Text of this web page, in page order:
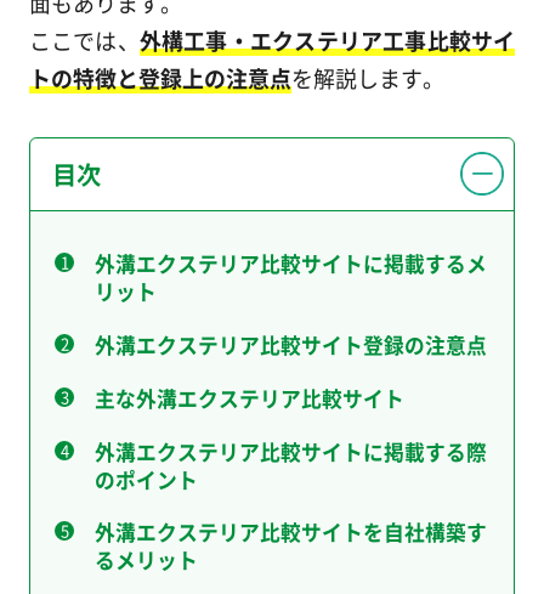
ここでは、 外構工事・エクステリア工事比較サイ
トの特徴と登録上の注意点を解説します。
目次
外溝エクステリア比較サイトに掲載するメ
リット
外溝エクステリア比較サイト登録の注意点
主な外溝エクステリア比較サイト
外溝エクステリア比較サイトに掲載する際
のポイント
外溝エクステリア比較サイトを自社構築す
るメリット